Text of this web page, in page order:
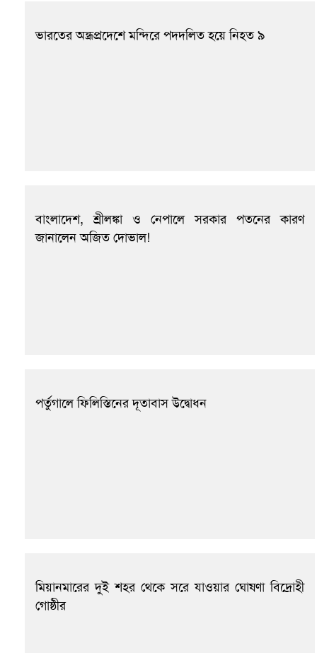
ভারতের অন্ধ্রপ্রদেশে মন্দিরে পদদলিত হয়ে নিহত ৯
বাংলাদেশ, শ্রীলঙ্কা ও নেপালে সরকার পতনের কারণ
জানালেন অজিত দোভাল!
পর্তুগালে ফিলিস্তিনের দূতাবাস উদ্বোধন
মিয়ানমারের দুই শহর থেকে সরে যাওয়ার ঘোষণা বিদ্রোহী
গোষ্ঠীর